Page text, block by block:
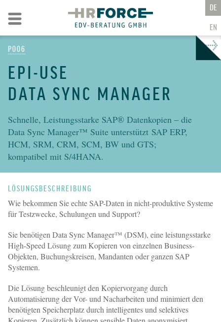
DE
EN
P006
EPI-USE
DATA SYNC MANAGER
Schnelle, Leistungsstarke SAP® Datenkopien – die
Data Sync Manager™ Suite unterstützt SAP ERP,
HCM, SRM, CRM, SCM, BW und GTS;
kompatibel mit S/4HANA.
→
LÖSUNGSBESCHREIBUNG
Wie bekommen Sie echte SAP-Daten in nicht-produktive Systeme
für Testzwecke, Schulungen und Support?
Sie benötigen Data Sync Manager™ (DSM), eine leistungsstarke
High-Speed Lösung zum Kopieren von einzelnen Business-
Objekten, Buchungskreisen, Mandanten oder ganzen SAP
Systemen.
Die Lösung beschleunigt den Kopiervorgang durch
Automatisierung der Vor- und Nacharbeiten und minimiert den
benötigten Speicherplatz durch intelligentes und selektives